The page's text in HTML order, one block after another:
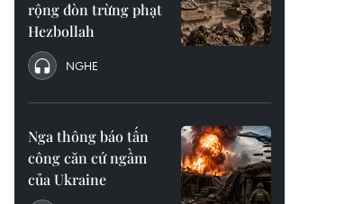
rộng đòn trừng phạt
Hezbollah
NGHE
Nga thông báo tấn
công căn cứ ngầm
của Ukraine